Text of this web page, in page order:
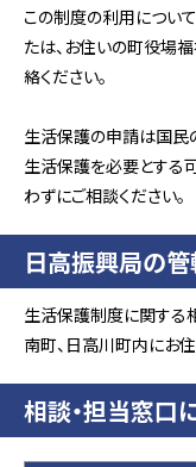
この制度の利用につい
たは、お住いの町役場
絡ください。
生活保護の申請は国民
生活保護を必要とする
わずにご相談ください。
日高振興局の
生活保護制度に関する
南町、日高川町内にお住
相談・担当窓口